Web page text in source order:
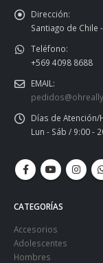
Dirección:
Santiago de Chile -
Teléfono:
+569 4098 8688
EMAIL:
Días de Atención/
Lun - Sáb / 9:00 -
CATEGORÍAS
Accesorios
Adolescentes
Hombres